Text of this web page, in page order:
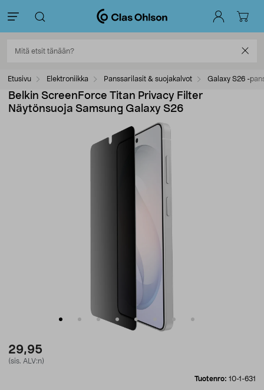
Etusivu Elektroniikka Panssarilasit & suojakalvot Galaxy S26 -
Belkin ScreenForce Titan Privacy Filter
Näytönsuoja Samsung Galaxy S26
29,95
(sis. ALV:n)
Tuotenro: 10-1-631